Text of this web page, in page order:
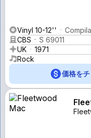
Vinyl 10-12''
CBS
S 69011
UK
1971
Rock
価格を